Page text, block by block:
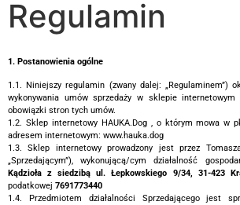
Regulamin
1. Postanowienia ogólne
1.1. Niniejszy regulamin (zwany dalej: „Regulaminem”)
wykonywania umów sprzedaży w sklepie internetowym
obowiązki stron tych umów.
1.2. Sklep internetowy HAUKA.Dog , o którym mowa w
adresem internetowym: www.hauka.dog
1.3. Sklep internetowy prowadzony jest przez
„Sprzedającym”), wykonującą/cym działalność
Kądzioła z siedzibą ul. Łepkowskiego 9/34, 31-423
podatkowej 7691773440
1.4. Przedmiotem działalności Sprzedającego jest